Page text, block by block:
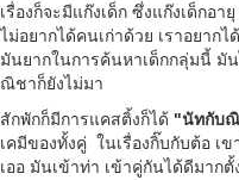
เรื่องก็จะมีแก๊งเด็ก ซึ่งแก๊งเด็กอา
ไม่อยากได้คนเก่าด้วย เราอยาก
มันยากในการค้นหาเด็กกลุ่มนี้ มั
ณิชาก็ยังไม่มา
สักพักก็มีการแคสติ้งก็ได้ "นัทกับ
เคมีของทั้งคู่ ในเรื่องกิ๊บกับต้อ เ
เออ มันเข้าท่า เข้าคู่กันได้ดีมาก